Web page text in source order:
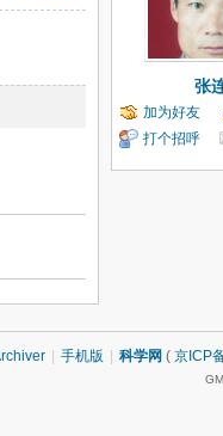
张
加为好友
打个招呼
手机版 科学网 ( 京ICP